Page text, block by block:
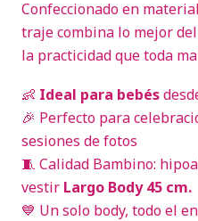
Confeccionado en
traje combina lo mejor del
la practicidad que toda
👶 Ideal para bebés
🎉 Perfecto para
sesiones de fotos
🧵 Calidad Bambino:
vestir Largo Body 45 cm.
💙 Un solo body, todo el